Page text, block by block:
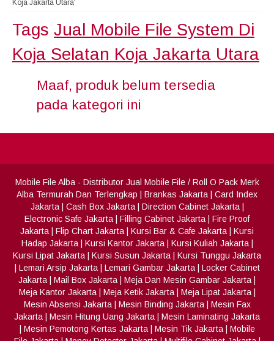
Koja Jakarta Utara'
Tags Jual Mobile File System Di
Koja Selatan Koja Jakarta Utara
Maaf, produk belum tersedia
pada kategori ini
Mobile File Alba- Distributor Jual Mobile File / Roll O Pack Merk
Alba Termurah Dan Terlengkap
Brankas Jakarta
Card Index
Jakarta| Cash Box Jakarta| Direction Cabinet Jakarta|
Electronic Safe Jakarta
Filling Cabinet Jakarta
Fire Proof
Jakarta
Flip Chart Jakarta Kursi Bar & Cafe Jakarta
Kursi
Hadap Jakarta| Kursi Kantor Jakarta| Kursi Kuliah Jakarta|
Kursi Lipat Jakarta
Kursi Susun Jakarta
Kursi Tunggu Jakarta
Lemari Arsip Jakarta| Lemari Gambar Jakarta| Locker Cabinet
Jakarta
Mail Box Jakarta Meja Dan Mesin Gambar Jakarta
Meja Kantor Jakarta| Meja Ketik Jakarta| Meja Lipat Jakarta|
Mesin Absensi Jakarta| Mesin Binding Jakarta| Mesin Fax
Jakarta
Mesin Hitung Uang Jakarta
Mesin Laminating Jakarta
Mesin Pemotong Kertas Jakarta| Mesin Tik Jakarta| Mobile